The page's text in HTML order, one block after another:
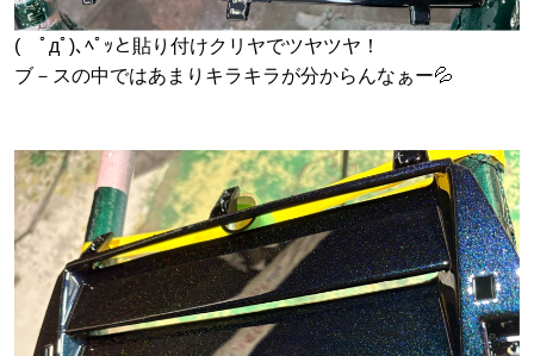
( ﾟдﾟ)､ﾍﾟｯと貼り付けクリヤでツヤツヤ！
ブ－スの中ではあまりキラキラが分からんなぁー💦